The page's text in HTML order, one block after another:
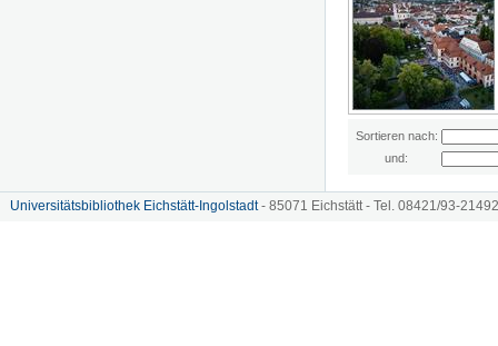
Sortieren nach:
und:
Universitätsbibliothek Eichstätt-Ingolstadt- 85071 Eichstätt - Tel. 08421/93-